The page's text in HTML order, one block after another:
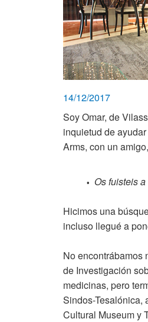
14/12/2017
Soy Omar, de
inquietud de
Arms, con un
• Os fuisteis
Hicimos una
incluso llegué a
No encontrábamos
de Investigación
medicinas, pero
Sindos-Tesalónica,
Cultural Museum y